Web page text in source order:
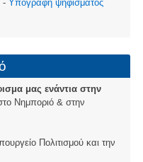
- Υπογραφή ψηφίσματος
μας ενάντια στην
Νημποριό & στην
Πολιτισμού και την